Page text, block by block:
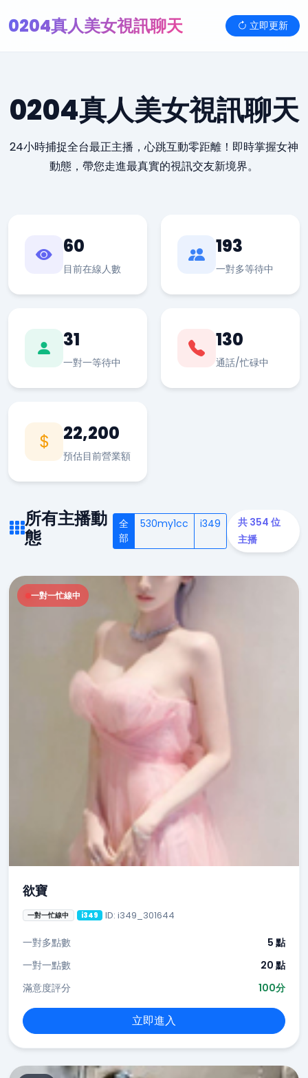
0204真人美女視訊聊天 立即更新
0204真人美女視訊聊天
24小時捕捉全台最正主播，心跳互動零距離！即時掌握女神
動態，帶您走進最真實的視訊交友新境界。
60
目前在線人數
193
一對多等待中
31
一對一等待中
130
通話/忙碌中
22,200
預估目前營業額
所有主播動
態
全
部
530my1cc i349
共 354 位
主播
一對一忙線中
欲寶
一對一忙線中 i349 ID: i349_301644
一對多點數
5 點
一對一點數
20 點
滿意度評分
100分
立即進入